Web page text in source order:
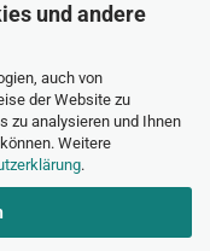
und andere
auch von
der Website zu
zu analysieren und Ihnen
Weitere
.